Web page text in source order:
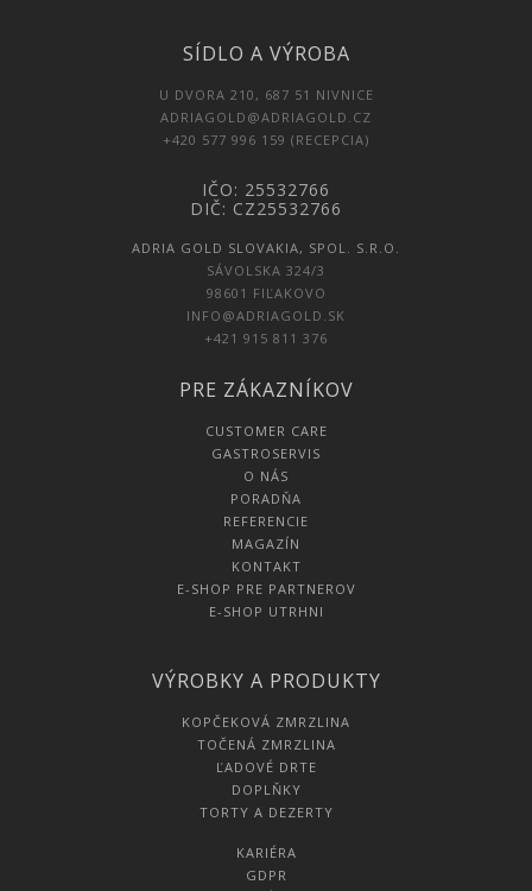
SÍDLO A VÝROBA
U DVORA 210, 687 51 NIVNICE
ADRIAGOLD@ADRIAGOLD.CZ
+420 577 996 159 (RECEPCIA)
IČO: 25532766
DIČ: CZ25532766
ADRIA GOLD SLOVAKIA, SPOL. S.R.O.
SÁVOLSKA 324/3
98601 FIĽAKOVO
INFO@ADRIAGOLD.SK
+421 915 811 376
PRE ZÁKAZNÍKOV
CUSTOMER CARE
GASTROSERVIS
O NÁS
PORADŇA
REFERENCIE
MAGAZÍN
KONTAKT
E-SHOP PRE PARTNEROV
E-SHOP UTRHNI
VÝROBKY A PRODUKTY
KOPČEKOVÁ ZMRZLINA
TOČENÁ ZMRZLINA
ĽADOVÉ DRTE
DOPLŇKY
TORTY A DEZERTY
KARIÉRA
GDPR